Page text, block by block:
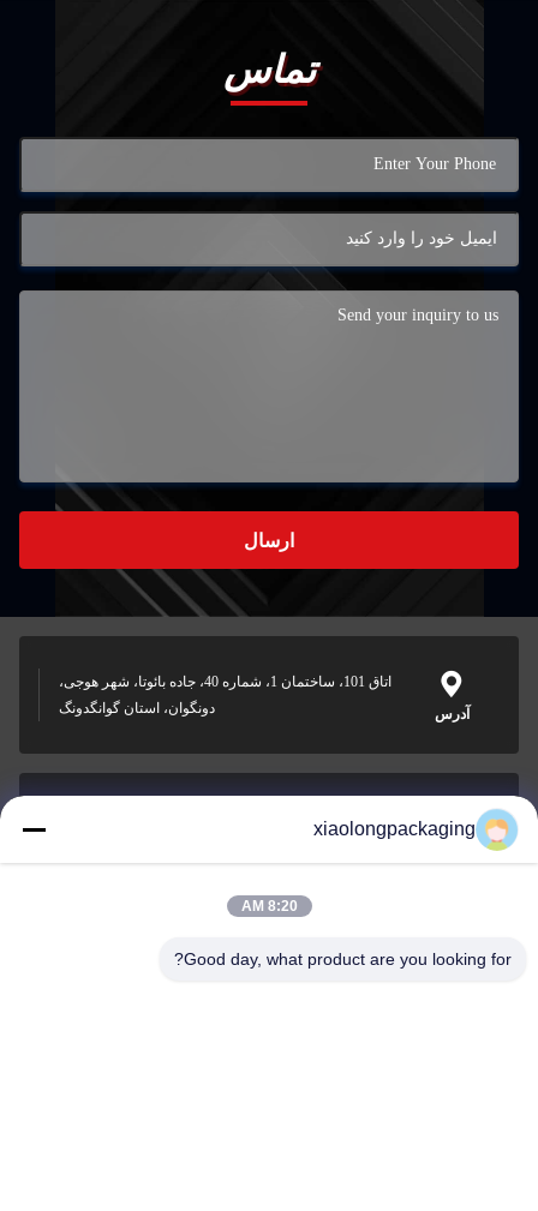
تماس
ارسال
آدرس
اتاق 101، ساختمان 1، شماره 40، جاده بائوتا، شهر هوجی،
دونگوان، استان گوانگدونگ
Tina@xiaolongpackaging.com
0086-15322891631
xiaolongpackaging
8:20 AM
Good day, what product are you looking for?